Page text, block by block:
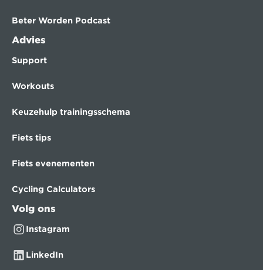
Beter Worden Podcast
Advies
Support
Workouts
Keuzehulp trainingsschema
Fiets tips
Fiets evenementen
Cycling Calculators
Volg ons
Instagram
LinkedIn